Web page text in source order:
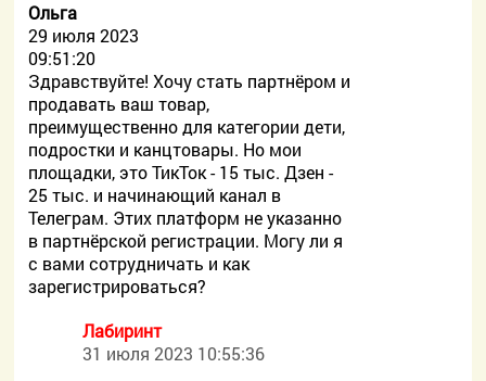
Ольга
29 июля 2023
09:51:20
Здравствуйте! Хочу стать партнёром и
продавать ваш товар,
преимущественно для категории дети,
подростки и канцтовары. Но мои
площадки, это ТикТок - 15 тыс. Дзен -
25 тыс. и начинающий канал в
Телеграм. Этих платформ не указанно
в партнёрской регистрации. Могу ли я
с вами сотрудничать и как
зарегистрироваться?
Лабиринт
31 июля 2023 10:55:36